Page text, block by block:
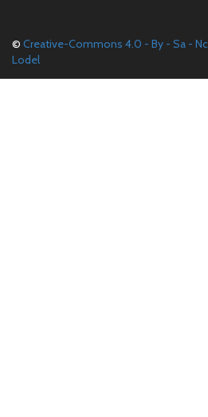
© Creative-Commons 4.0 - By - Sa - Nc
Lodel